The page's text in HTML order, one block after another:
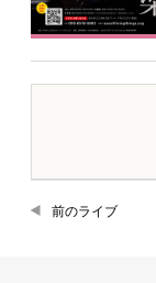
前のライブ